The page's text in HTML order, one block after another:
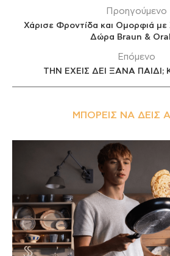
Προηγούμενο
Χάρισε Φροντίδα και Ομορφιά με
Δώρα Braun &
Επόμενο
ΤΗΝ ΕΧΕΙΣ ΔΕΙ ΞΑΝΑ ΠΑΙΔΙ;
ΜΠΟΡΕΊΣ ΝΑ ΔΕΙΣ